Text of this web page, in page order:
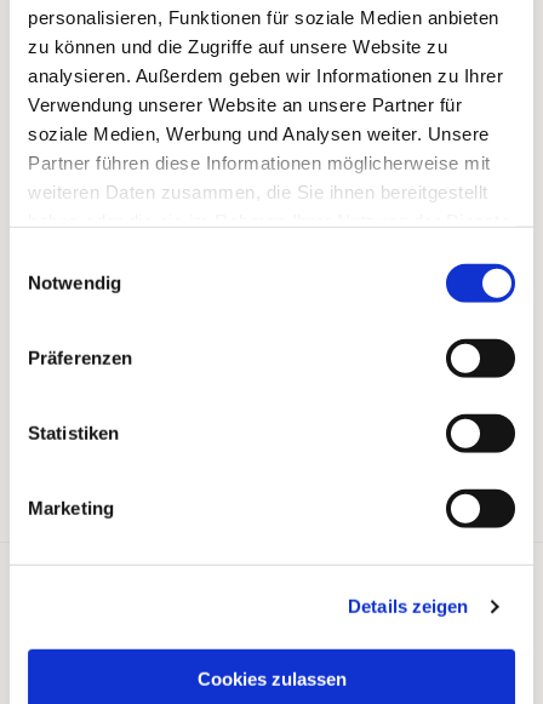
personalisieren, Funktionen für soziale Medien anbieten
zu können und die Zugriffe auf unsere Website zu
analysieren. Außerdem geben wir Informationen zu Ihrer
Verwendung unserer Website an unsere Partner für
soziale Medien, Werbung und Analysen weiter. Unsere
Partner führen diese Informationen möglicherweise mit
weiteren Daten zusammen, die Sie ihnen bereitgestellt
Notwendig
Präferenzen
Statistiken
Marketing
Details zeigen
Cookies zulassen
Kontakt